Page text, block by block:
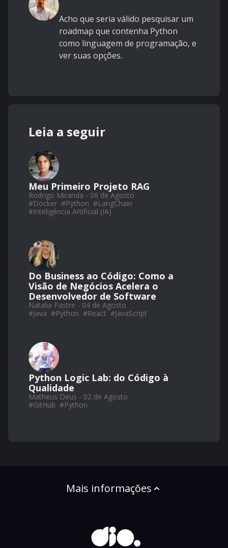
Acho que seria válido pesquisar um
roadmap que contenha Python
como linguagem de programação, e
ver suas opções.
Leia a seguir
Meu Primeiro Projeto RAG
Rodrigo Miranda - 06 de Agosto
#Docker #Python #LangChain
#Inteligência Artificial (IA)
Do Business ao Código: Como a
Visão de Negócios Acelera o
Desenvolvedor de Software
Natalia Pastre - 04 de Agosto
#Java #Python #React #JavaScript
Python Logic Lab: do Código à
Qualidade
Matheus Deus - 02 de Agosto
#GitHub #Python
Mais informações